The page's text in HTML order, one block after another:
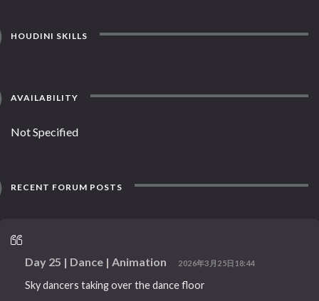
HOUDINI SKILLS
AVAILABILITY
Not Specified
RECENT FORUM POSTS
Day 25 | Dance | Animation 2026年3月25日18:44
Sky dancers taking over the dance floor